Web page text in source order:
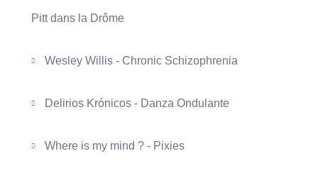
Pitt dans la Drôme
Wesley Willis - Chronic Schizophrenia
Delirios Krónicos - Danza Ondulante
Where is my mind ? - Pixies